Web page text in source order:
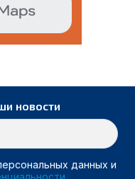
новости
данных и